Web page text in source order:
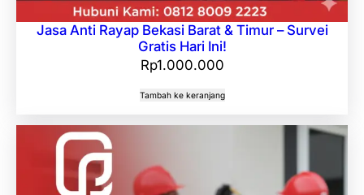
Jasa Anti Rayap Bekasi Barat & Timur – Survei
Gratis Hari Ini!
Rp1.000.000
Tambah ke keranjang